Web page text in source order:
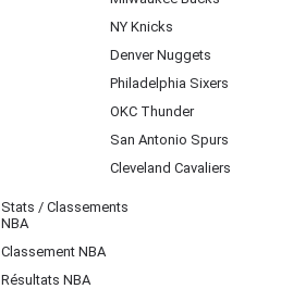
NY Knicks
Denver Nuggets
Philadelphia Sixers
OKC Thunder
San Antonio Spurs
Cleveland Cavaliers
Stats / Classements
NBA
Classement NBA
Résultats NBA